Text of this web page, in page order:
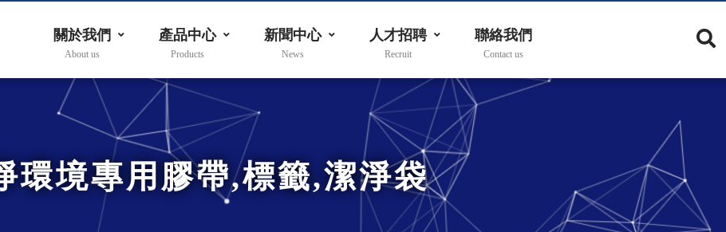
關於我們 產品中心 新聞中心 人才招聘 聯絡我們
環境專用膠帶,標籤,潔淨袋